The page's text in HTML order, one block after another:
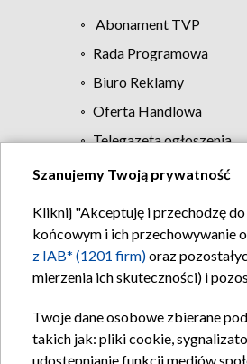
Abonament TVP
Rada Programowa
Biuro Reklamy
Oferta Handlowa
Telegazeta ogłoszenia
Szanujemy Twoją prywatność
Kliknij "Akceptuję i przechodzę
końcowym i ich przechowywanie
z IAB* (1201 firm)oraz
mierzenia ich skuteczności) i
Twoje dane osobowe zbierane
takich jak: pliki cookie,
udostępnianie funkcji mediów